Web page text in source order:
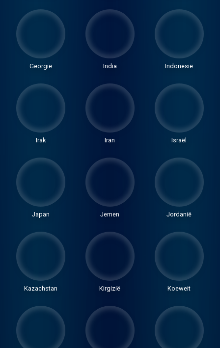
Georgië India Indonesië
Irak Iran Israël
Japan Jemen Jordanië
Kazachstan Kirgizië Koeweit